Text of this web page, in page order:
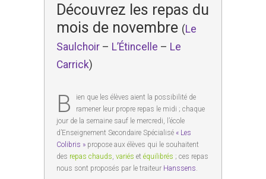
Découvrez les repas du
mois de novembre (Le
Saulchoir – L’Étincelle – Le
Carrick)
B
ien que les élèves aient la possibilité de
ramener leur propre repas le midi ; chaque
jour de la semaine sauf le mercredi, l’école
d’Enseignement Secondaire Spécialisé « Les
Colibris » propose aux élèves qui le souhaitent
des repas chauds, variés et équilibrés ; ces repas
nous sont proposés par le traiteur Hanssens.